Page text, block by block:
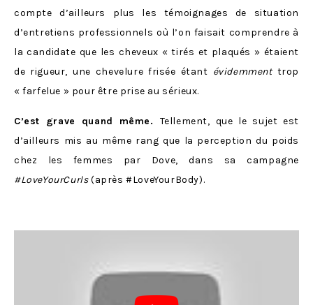
compte d’ailleurs plus les témoignages de situation
d’entretiens professionnels où l’on faisait comprendre à
la candidate que les cheveux « tirés et plaqués » étaient
de rigueur, une chevelure frisée étant évidemmenttrop
« farfelue » pour être prise au sérieux.
C’est grave quand même. Tellement, que le sujet est
d’ailleurs mis au même rang que la perception du poids
chez les femmes par Dove, dans sa campagne
#LoveYourCurls(après #LoveYourBody).